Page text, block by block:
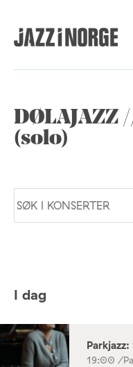
DØLAJAZZ
(solo)
I dag
19:00 /